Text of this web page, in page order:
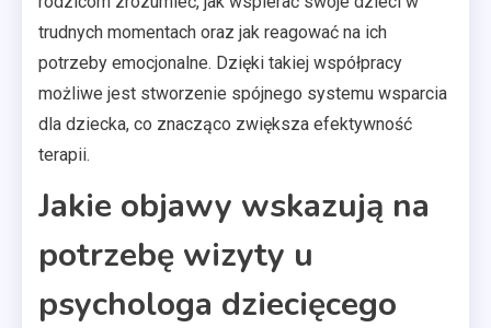
trudnych momentach oraz jak reagować na ich
potrzeby emocjonalne. Dzięki takiej współpracy
możliwe jest stworzenie spójnego systemu wsparcia
dla dziecka, co znacząco zwiększa efektywność
terapii.
Jakie objawy wskazują na
potrzebę wizyty u
psychologa dziecięcego